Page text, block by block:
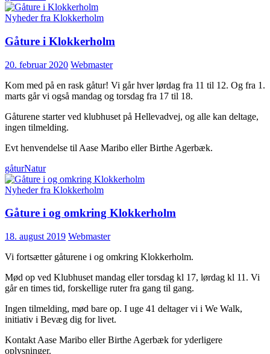
Nyheder fra Klokkerholm
Gåture i Klokkerholm
20. februar 2020 Webmaster
Kom med på en rask gåtur! Vi går hver lørdag fra 11 til 12. Og fra 1.
marts går vi også mandag og torsdag fra 17 til 18.
Gåturene starter ved klubhuset på Hellevadvej, og alle kan deltage,
ingen tilmelding.
Evt henvendelse til Aase Maribo eller Birthe Agerbæk.
gåturNatur
Nyheder fra Klokkerholm
Gåture i og omkring Klokkerholm
18. august 2019 Webmaster
Vi fortsætter gåturene i og omkring Klokkerholm.
Mød op ved Klubhuset mandag eller torsdag kl 17, lørdag kl 11. Vi
går en times tid, forskellige ruter fra gang til gang.
Ingen tilmelding, mød bare op. I uge 41 deltager vi i We Walk,
initiativ i Bevæg dig for livet.
Kontakt Aase Maribo eller Birthe Agerbæk for yderligere
oplysninger.